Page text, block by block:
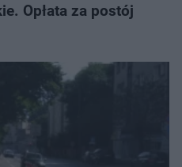
Opłata za postój